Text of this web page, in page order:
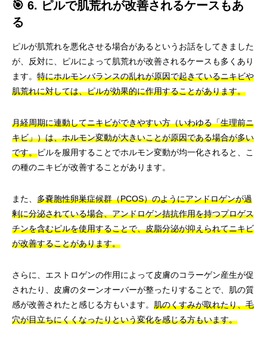
🎯 6. ピルで肌荒れが改善されるケースもあ
る
ピルが肌荒れを悪化させる場合があるというお話をしてきました
が、反対に、ピルによって肌荒れが改善されるケースも多くあり
ます。 特にホルモンバランスの乱れが原因で起きているニキビや
肌荒れに対しては、ピルが効果的に作用することがあります。
月経周期に連動してニキビができやすい方（いわゆる「生理前ニ
キビ」）は、ホルモン変動が大きいことが原因である場合が多い
です。ピルを服用することでホルモン変動が均一化されると、こ
の種のニキビが改善することがあります。
また、 多嚢胞性卵巣症候群（PCOS）のようにアンドロゲンが過
剰に分泌されている場合、アンドロゲン拮抗作用を持つプロゲス
チンを含むピルを使用することで、皮脂分泌が抑えられてニキビ
が改善することがあります。
さらに、エストロゲンの作用によって皮膚のコラーゲン産生が促
されたり、皮膚のターンオーバーが整ったりすることで、肌の質
感が改善されたと感じる方もいます。 肌のくすみが取れたり、毛
穴が目立ちにくくなったりという変化を感じる方もいます。